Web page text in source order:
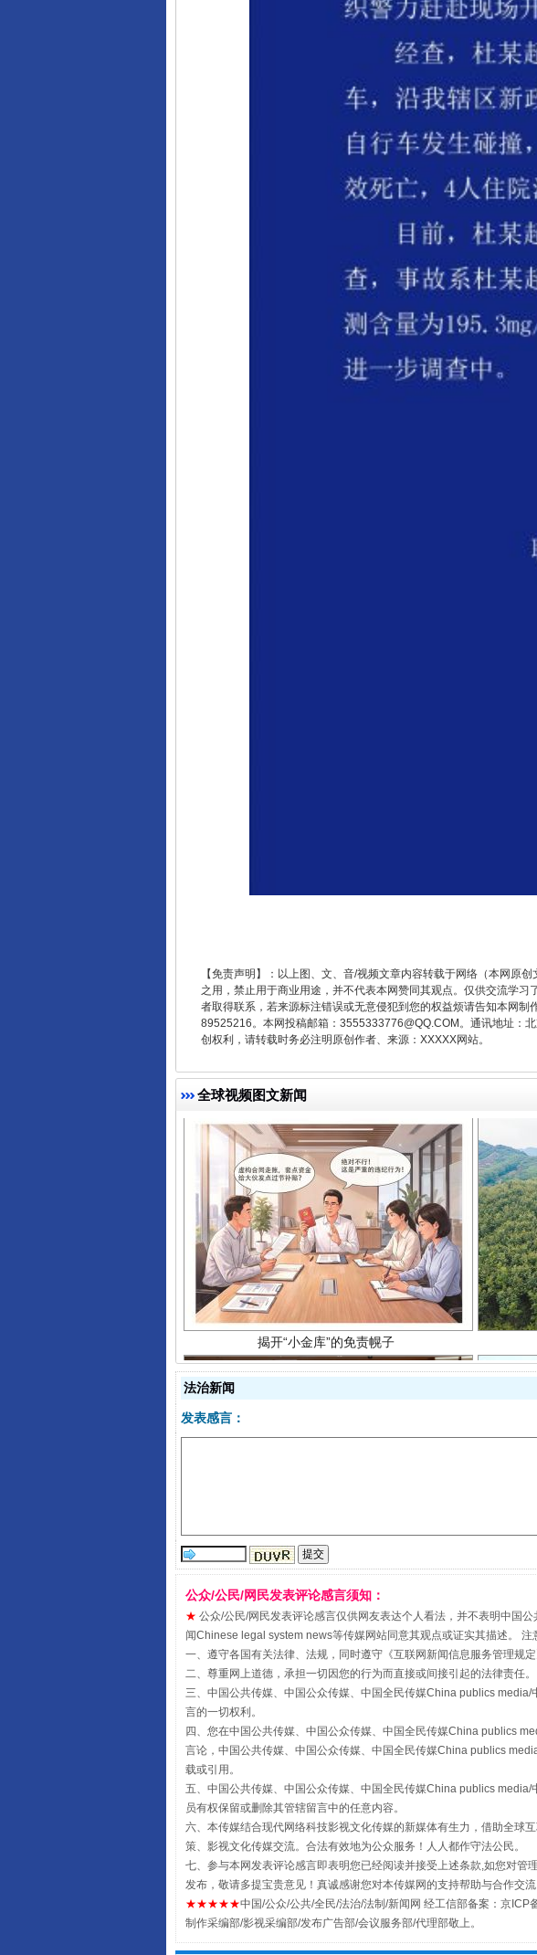
【免责声明】：以上图、文、音/视频文章内容转载于网络（本网原
之用，禁止用于商业用途，并不代表本网赞同其观点。仅供交流学
者取得联系，若来源标注错误或无意侵犯到您的权益烦请告知本网
89525216。本网投稿邮箱：3555333776@QQ.COM。通讯地址：
创权利，请转载时务必注明原创作者、来源：XXXXX网站。
全球视频图文新闻
千年窑火 生生不息
揭开“小金库”的免责幌子
全民健身五年计划来了！等你上场
阿坝州三大球赛在茂县开幕
法治新闻
发表感言：
公众/公民/网民发表评论感言须知：
★ 公众/公民/网民发表评论感言仅供网友表达个人看法，并不表明中国
闻Chinese legal system news等传媒网站同意其观点或证实其描述。 注
一、遵守各国有关法律、法规，同时遵守《互联网新闻信息服务管理规定
二、尊重网上道德，承担一切因您的行为而直接或间接引起的法律责任。
三、中国公共传媒、中国公众传媒、中国全民传媒China publics
言的一切权利。
四、您在中国公共传媒、中国公众传媒、中国全民传媒China publics
言论，中国公共传媒、中国公众传媒、中国全民传媒China publics
载或引用。
五、中国公共传媒、中国公众传媒、中国全民传媒China publics
员有权保留或删除其管辖留言中的任意内容。
六、本传媒结合现代网络科技影视文化传媒的新媒体有生力，借助全球
策、影视文化传媒交流。合法有效地为公众服务！人人都作守法公民。
七、参与本网发表评论感言即表明您已经阅读并接受上述条款,如您对
发布，敬请多提宝贵意见！真诚感谢您对本传媒网的支持帮助与合作交
★★★★★中国/公众/公共/全民/法治/法制/新闻网 经工信部备案：京
制作采编部/影视采编部/发布广告部/会议服务部/代理部敬上。